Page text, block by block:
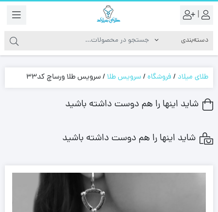
|
طلای میلاد /فروشگاه/سرویس طلا/سرویس طلا ورساچ کد33
شاید اینها را هم دوست داشته باشید
شاید اینها را هم دوست داشته باشید